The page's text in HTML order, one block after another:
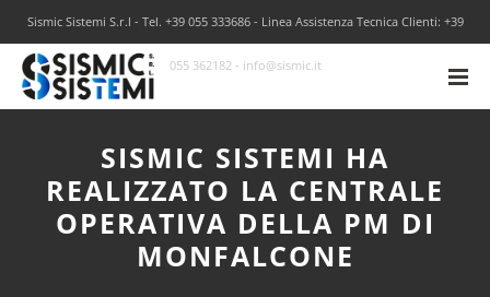
Sismic Sistemi S.r.l - Tel. +39 055 333686 - Linea Assistenza Tecnica Clienti: +39
055 362182 - info@sismic.it
SISMIC SISTEMI HA
REALIZZATO LA CENTRALE
OPERATIVA DELLA PM DI
MONFALCONE